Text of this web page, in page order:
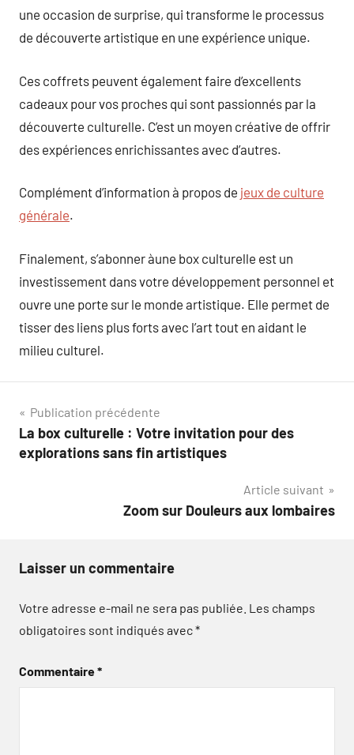
une occasion de surprise, qui transforme le processus
de découverte artistique en une expérience unique.
Ces coffrets peuvent également faire d’excellents
cadeaux pour vos proches qui sont passionnés par la
découverte culturelle. C’est un moyen créative de offrir
des expériences enrichissantes avec d’autres.
Complément d’information à propos de jeux de culture
générale.
Finalement, s’abonner àune box culturelle est un
investissement dans votre développement personnel et
ouvre une porte sur le monde artistique. Elle permet de
tisser des liens plus forts avec l’art tout en aidant le
milieu culturel.
Navigation
de
Publication précédente
La box culturelle : Votre invitation pour des
explorations sans fin artistiques
Article suivant
Zoom sur Douleurs aux lombaires
Laisser un commentaire
Votre adresse e-mail ne sera pas publiée. Les champs
obligatoires sont indiqués avec*
Commentaire*